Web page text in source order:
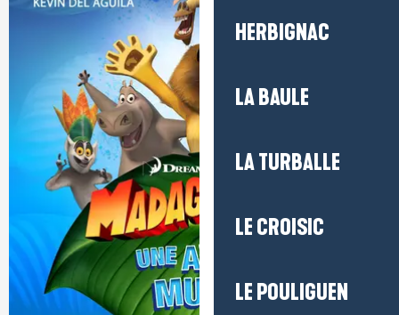
HERBIGNAC
LA BAULE
LA TURBALLE
LE CROISIC
LE POULIGUEN